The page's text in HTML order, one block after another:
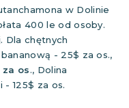
w Dolinie
400 le od osoby.
Dla chętnych
- 25$ za os.,
os., Dolina
125$ za os.